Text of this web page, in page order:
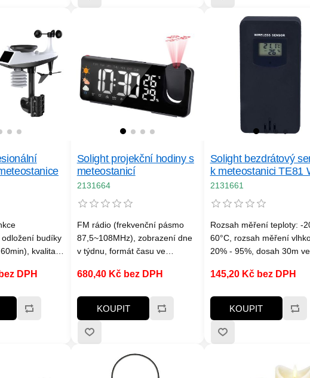
budíky
kvalita
v ovzduší
DPH
Solight projekční hodiny s
meteostanicí
2131664
FM rádio (frekvenční pásmo
87,5~108MHz), zobrazení dne
v týdnu, formát času ve
a relativní vlhkost, funkce
displeje lze nastavit ve 3
stupních nebo vypnout
680,40 Kč bez DPH
KOUPIT
Solight bezdrátový
k meteostanici TE81
2131661
Rozsah měření teploty: -
60°C, rozsah měření
20% - 95%, dosah 30m ve
145,20 Kč bez DPH
KOUPIT